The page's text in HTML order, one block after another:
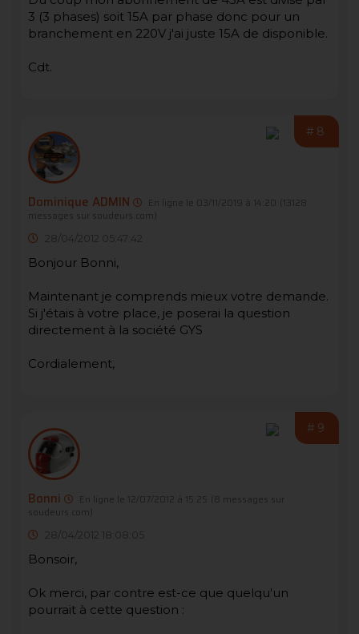
3 (3 phases) soit 15A par phase donc pour un
branchement en 220V j'ai juste 15A de disponible.
Cdt.
#8
Dominique ADMIN En ligne le 03/11/2019 à 14:20
(13128
messages sur soudeurs.com)
28/04/2012 05:47:42
Bonjour Bonni,
Maintenant je comprends mieux votre demande.
Si j'étais à votre place, je poserai la question
directement à la société GYS
Cordialement,
#9
Bonni En ligne le 12/07/2012 à 15:25
(8 messages sur
soudeurs.com)
28/04/2012 18:08:05
Bonsoir,
Ok merci, par contre est-ce que quelqu'un
pourrait à cette question :